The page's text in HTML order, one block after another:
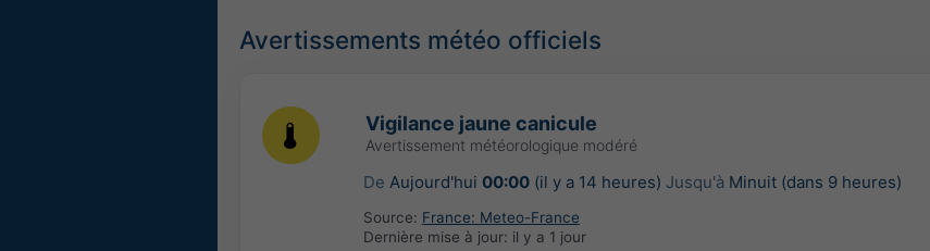
Avertissements météo officiels
Vigilance jaune canicule
Avertissement météorologique modéré
De Aujourd'hui 00:00(il y a 14 heures) Jusqu'à Minuit (dans 9 heures)
Source: France: Meteo-France
Dernière mise à jour: il y a 1 jour